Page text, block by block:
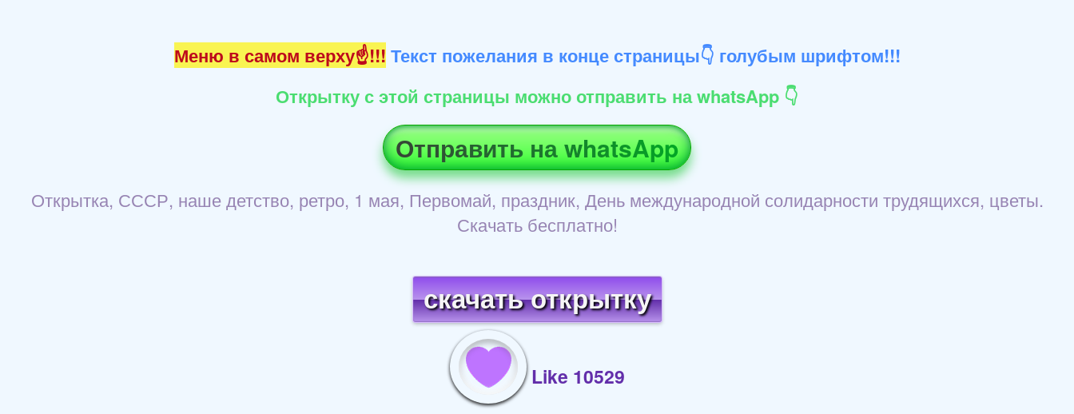
Меню в самом верху☝!!! Текст пожелания в конце страницы👇 голубым шрифтом!!!
Открытку с этой страницы можно отправить на whatsApp 👇
Отправить на whatsApp
Открытка, СССР, наше детство, ретро, 1 мая, Первомай, праздник, День международной солидарности трудящихся, цветы.
Скачать бесплатно!
скачать открытку
Like 10529